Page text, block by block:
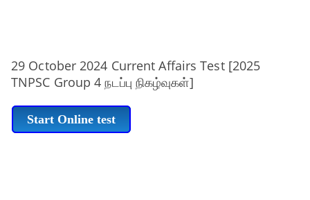
29 October 2024 Current Affairs Test [2025
TNPSC Group 4 நடப்பு நிகழ்வுகள்]
Start Online test